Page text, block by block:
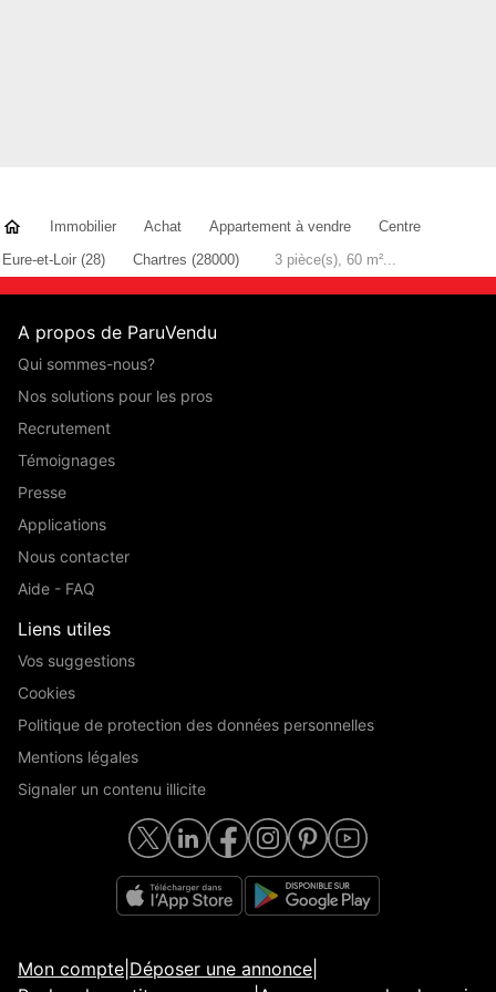
Immobilier Achat Appartement à vendre
Centre
Eure-et-Loir (28)
Chartres (28000) 3 pièce(s), 60 m²...
A propos de ParuVendu
Qui sommes-nous?
Nos solutions pour les pros
Recrutement
Témoignages
Presse
Applications
Nous contacter
Aide - FAQ
Liens utiles
Vos suggestions
Cookies
Politique de protection des données personnelles
Mentions légales
Signaler un contenu illicite
Mon compte Déposer une annonce